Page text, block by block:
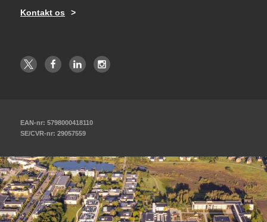
Kontakt os
EAN-nr: 5798000418110
SE/CVR-nr: 29057559